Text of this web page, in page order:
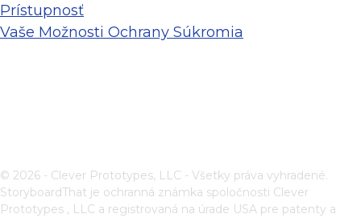
Prístupnosť
Vaše Možnosti Ochrany Súkromia
© 2026 - Clever Prototypes, LLC - Všetky práva vyhradené.
StoryboardThat je ochranná známka spoločnosti Clever
Prototypes , LLC a registrovaná na úrade USA pre patenty a